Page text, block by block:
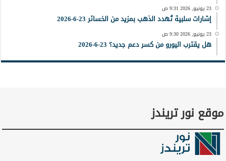
23 يونيو, 2026 9:31 ص
إشارات سلبية تُهدد الذهب بمزيد من الخسائر 23-6-2026
23 يونيو, 2026 9:30 ص
هل يقترب اليورو من كسر دعم جديد؟ 23-6-2026
موقع نور تريندز